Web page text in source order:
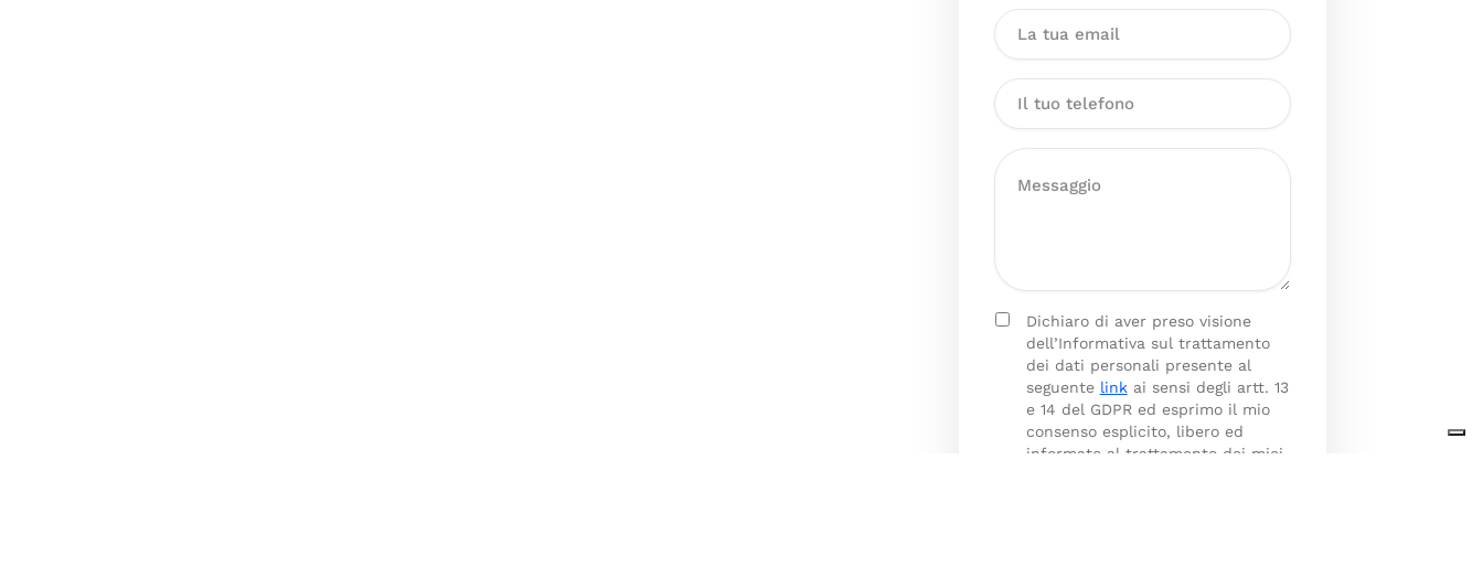
Dichiaro di aver preso visione
dell’Informativa sul trattamento
dei dati personali presente al
seguente linkai sensi degli artt. 13
e 14 del GDPR ed esprimo il mio
consenso esplicito, libero ed
informato al trattamento dei miei